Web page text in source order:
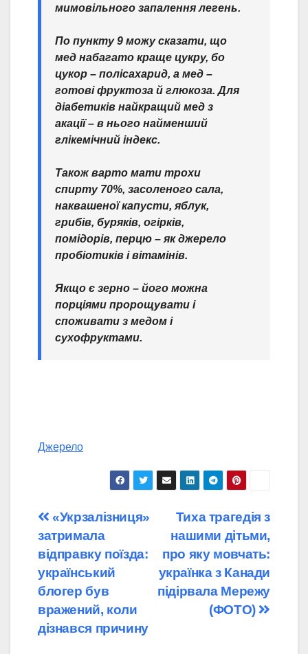
мимовільного запалення легень.
По пункту 9 можу сказати, що
мед набагато краще цукру, бо
цукор – полісахарид, а мед –
готові фруктоза й глюкоза. Для
діабетиків найкращий мед з
акації – в нього найменший
глікемічний індекс.
Також варто мати трохи
спирту 70%, засоленого сала,
наквашеної капусти, яблук,
грибів, буряків, огірків,
помідорів, перцю – як джерело
пробіотиків і вітамінів.
Якщо є зерно – його можна
порціями пророщувати і
споживати з медом і
сухофруктами.
Джерело
Навігація
записів
Тиха трагедія з
нашими дітьми,
про яку мовчать:
українка з Канади
підірвала Мережу
(ФОТО)
«Укрзалізниця»
затримала
відправку поїзда:
український
блогер був
вражений, коли
дізнався причину